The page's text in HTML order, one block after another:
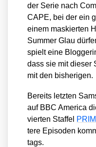
der Serie nach
CAPE, bei der ein
einem mas­kier­ten
Sum­mer Glau
spielt eine
dass sie mit die­ser
mit den bis­he­ri­gen.
Bereits letz­ten
auf BBC Ame­ri­ca
vier­ten Staf­fel
te­re Epi­so­den
tags.